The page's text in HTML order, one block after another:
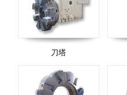
刀塔